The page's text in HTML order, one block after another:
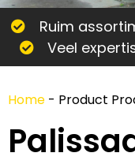
Ruim
Veel
Home - Product